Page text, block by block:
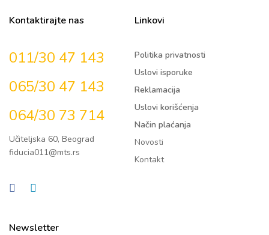
Kontaktirajte nas
011/30 47 143
065/30 47 143
064/30 73 714
Učiteljska 60, Beograd
fiducia011@mts.rs
Linkovi
Politika privatnosti
Uslovi isporuke
Reklamacija
Uslovi korišćenja
Način plaćanja
Novosti
Kontakt
Newsletter